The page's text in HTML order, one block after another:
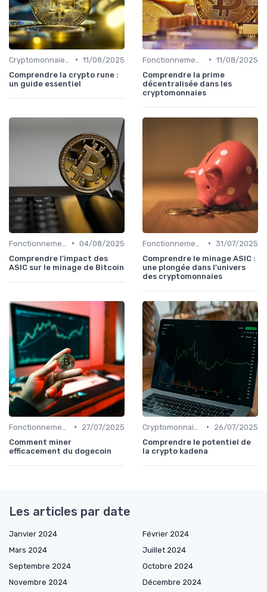
• 11/08/2025
Comprendre la crypto rune :
un guide essentiel
• 11/08/2025
Comprendre la prime
décentralisée dans les
cryptomonnaies
• 04/08/2025
Comprendre l'impact des
ASIC sur le minage de Bitcoin
• 31/07/2025
Comprendre le minage ASIC :
une plongée dans l'univers
des cryptomonnaies
•
27/07/2025
Comment miner
efficacement du dogecoin
•
26/07/2025
Comprendre le potentiel de
la crypto kadena
Les articles par date
Janvier 2024
Février 2024
Mars 2024
Juillet 2024
Septembre 2024
Octobre 2024
Novembre 2024
Décembre 2024